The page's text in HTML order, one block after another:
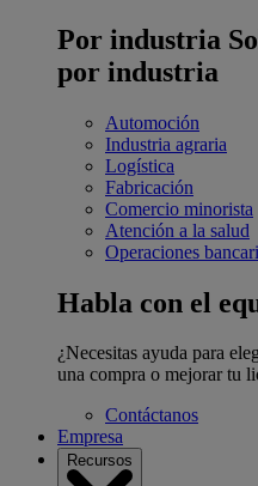
Por industria
por industria
Automoción
Industria agraria
Logística
Fabricación
Comercio minorista
Atención a la salud
Operaciones
Habla con el
¿Necesitas ayuda para
una compra o mejorar tu
Contáctanos
Empresa
Recursos